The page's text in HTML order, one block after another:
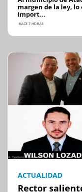
margen de la ley,
import...
HACE 7 HORAS
ACTUALIDAD
Rector